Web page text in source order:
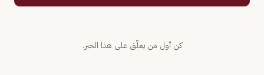
كن أول من يعلّق على هذا الخبر.